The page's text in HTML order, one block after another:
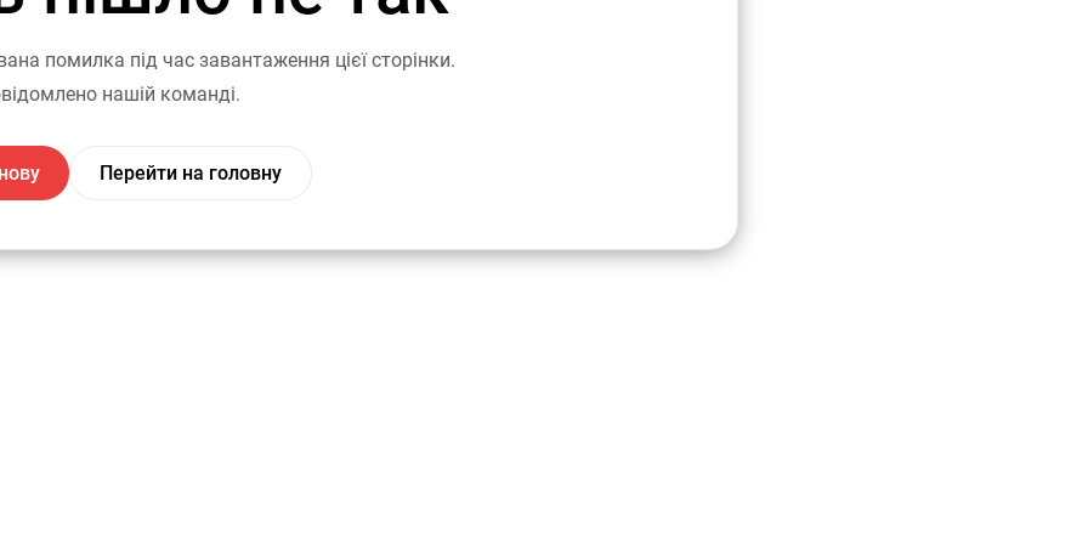
помилка під час завантаження цієї сторінки.
нашій команді.
Перейти на головну